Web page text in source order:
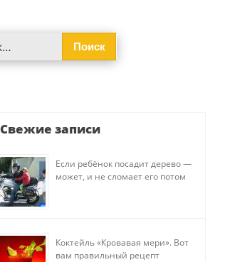
Свежие записи
Если ребёнок посадит дерево —
может, и не сломает его потом
Коктейль «Кровавая мери». Вот
вам правильный рецепт